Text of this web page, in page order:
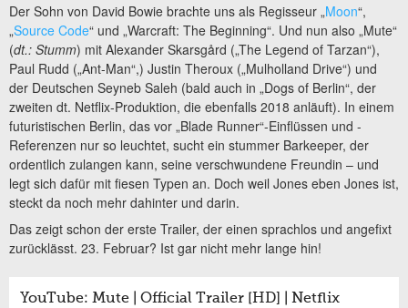
Der Sohn von David Bowie brachte uns als Regisseur „Moon“,
„Source Code“ und „Warcraft: The Beginning“. Und nun also „Mute“
(dt.: Stumm) mit Alexander Skarsgård („The Legend of Tarzan“),
Paul Rudd („Ant-Man“,) Justin Theroux („Mulholland Drive“) und
der Deutschen Seyneb Saleh (bald auch in „Dogs of Berlin“, der
zweiten dt. Netflix-Produktion, die ebenfalls 2018 anläuft). In einem
futuristischen Berlin, das vor „Blade Runner“-Einflüssen und -
Referenzen nur so leuchtet, sucht ein stummer Barkeeper, der
ordentlich zulangen kann, seine verschwundene Freundin – und
legt sich dafür mit fiesen Typen an. Doch weil Jones eben Jones ist,
steckt da noch mehr dahinter und darin.
Das zeigt schon der erste Trailer, der einen sprachlos und angefixt
zurücklässt. 23. Februar? Ist gar nicht mehr lange hin!
YouTube: Mute | Official Trailer [HD] | Netflix